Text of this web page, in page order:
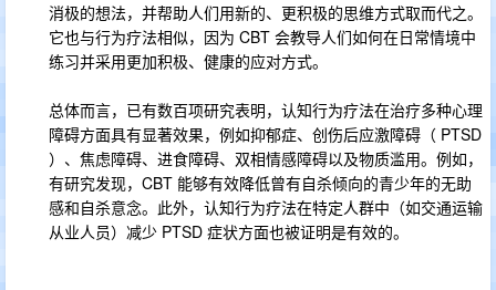
消极的想法，并帮助人们用新的、更积极的思维方式取而代之。
它也与行为疗法相似，因为 CBT 会教导人们如何在日常情境中
练习并采用更加积极、健康的应对方式。
总体而言，已有数百项研究表明，认知行为疗法在治疗多种心理
障碍方面具有显著效果，例如抑郁症、创伤后应激障碍（ PTSD
）、焦虑障碍、进食障碍、双相情感障碍以及物质滥用。例如，
有研究发现，CBT 能够有效降低曾有自杀倾向的青少年的无助
感和自杀意念。此外，认知行为疗法在特定人群中（如交通运输
从业人员）减少 PTSD 症状方面也被证明是有效的。